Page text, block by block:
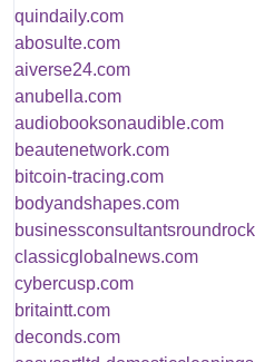
quindaily.com
abosulte.com
aiverse24.com
anubella.com
audiobooksonaudible.com
beautenetwork.com
bitcoin-tracing.com
bodyandshapes.com
classicglobalnews.com
cybercusp.com
britaintt.com
deconds.com